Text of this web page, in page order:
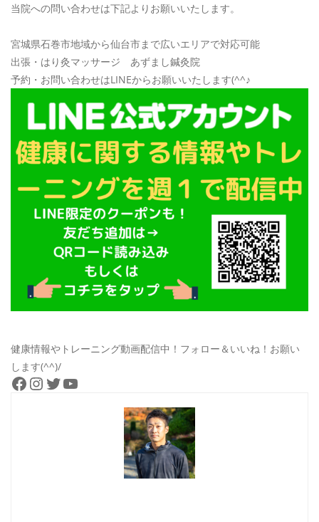
当院への問い合わせは下記よりお願いいたします。
宮城県石巻市地域から仙台市まで広いエリアで対応可能
出張・はり灸マッサージ あずまし鍼灸院
予約・お問い合わせはLINEからお願いいたします(^^♪
健康情報やトレーニング動画配信中！フォロー＆いいね！お願い
します(^^)/
Facebook
Instagram
Twitter
YouTube